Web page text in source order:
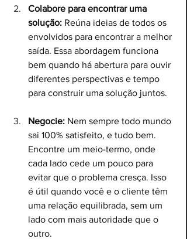
Colabore para encontrar uma
solução: Reúna ideias de todos os
envolvidos para encontrar a melhor
saída. Essa abordagem funciona
bem quando há abertura para ouvir
diferentes perspectivas e tempo
para construir uma solução juntos.
Negocie: Nem sempre todo mundo
sai 100% satisfeito, e tudo bem.
Encontre um meio-termo, onde
cada lado cede um pouco para
evitar que o problema cresça. Isso
é útil quando você e o cliente têm
uma relação equilibrada, sem um
lado com mais autoridade que o
outro.